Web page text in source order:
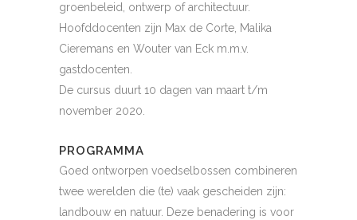
groenbeleid, ontwerp of architectuur.
Hoofddocenten zijn Max de Corte, Malika
Cieremans en Wouter van Eck m.m.v.
gastdocenten.
De cursus duurt 10 dagen van maart t/m
november 2020.
PROGRAMMA
Goed ontworpen voedselbossen combineren
twee werelden die (te) vaak gescheiden zijn:
landbouw en natuur. Deze benadering is voor